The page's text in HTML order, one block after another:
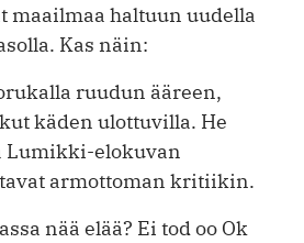
maailmaa haltuun uudella
Kas näin:
ruudun ääreen,
käden ulottuvilla. He
Lumikki-elokuvan
armottoman kritiikin.
nää elää? Ei tod oo Ok